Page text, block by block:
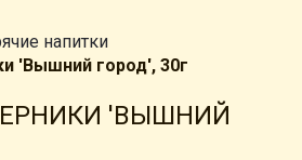
напитки
'Вышний город', 30г
'ВЫШНИЙ